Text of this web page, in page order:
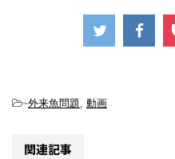
-外来魚問題, 動画
関連記事